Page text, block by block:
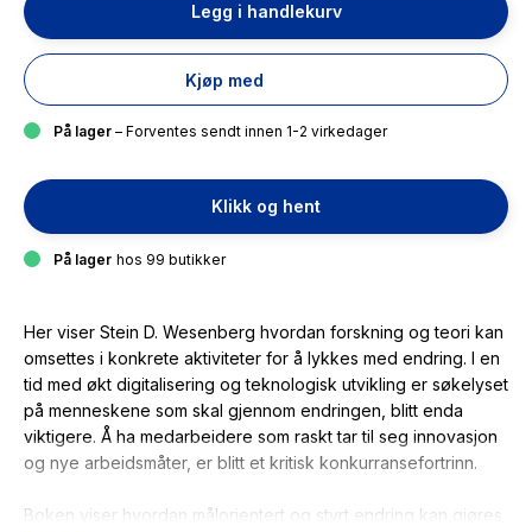
Legg i handlekurv
Kjøp med
På lager – Forventes sendt innen 1-2 virkedager
Klikk og hent
På lager hos 99 butikker
Her viser Stein D. Wesenberg hvordan forskning og teori kan
omsettes i konkrete aktiviteter for å lykkes med endring. I en
tid med økt digitalisering og teknologisk utvikling er søkelyset
på menneskene som skal gjennom endringen, blitt enda
viktigere. Å ha medarbeidere som raskt tar til seg innovasjon
og nye arbeidsmåter, er blitt et kritisk konkurransefortrinn.
Boken viser hvordan målorientert og styrt endring kan gjøres